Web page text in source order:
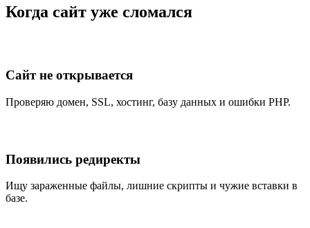
Когда сайт уже сломался
Сайт не открывается
Проверяю домен, SSL, хостинг, базу данных и ошибки PHP.
Появились редиректы
Ищу зараженные файлы, лишние скрипты и чужие вставки в
базе.